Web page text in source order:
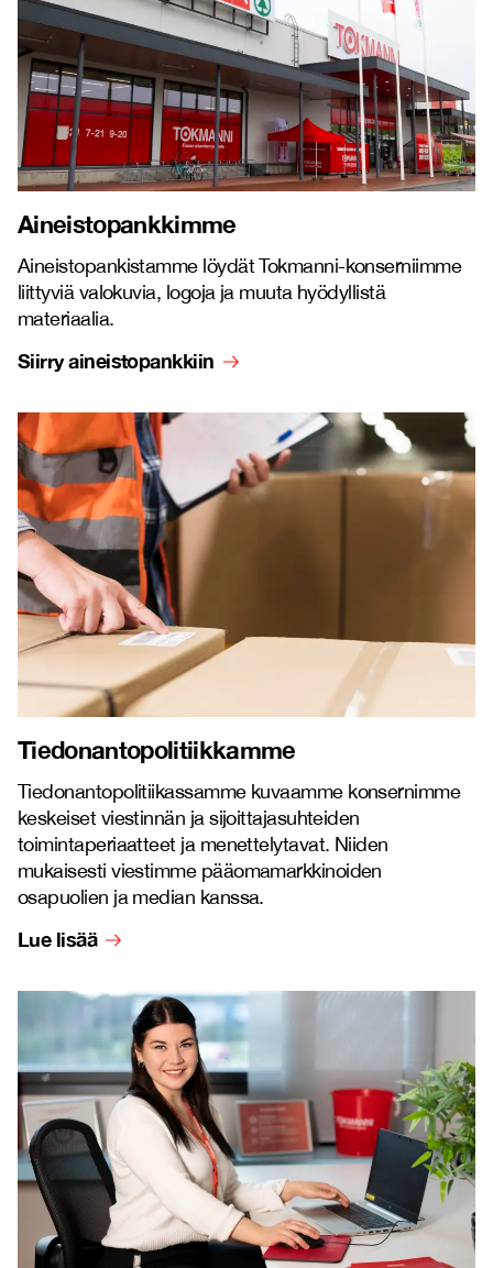
Aineistopankkimme
Aineistopankistamme löydät Tokmanni-konserniimme
liittyviä valokuvia, logoja ja muuta hyödyllistä
materiaalia.
Siirry aineistopankkiin
Tiedonantopolitiikkamme
Tiedonantopolitiikassamme kuvaamme konsernimme
keskeiset viestinnän ja sijoittajasuhteiden
toimintaperiaatteet ja menettelytavat. Niiden
mukaisesti viestimme pääomamarkkinoiden
osapuolien ja median kanssa.
Lue lisää